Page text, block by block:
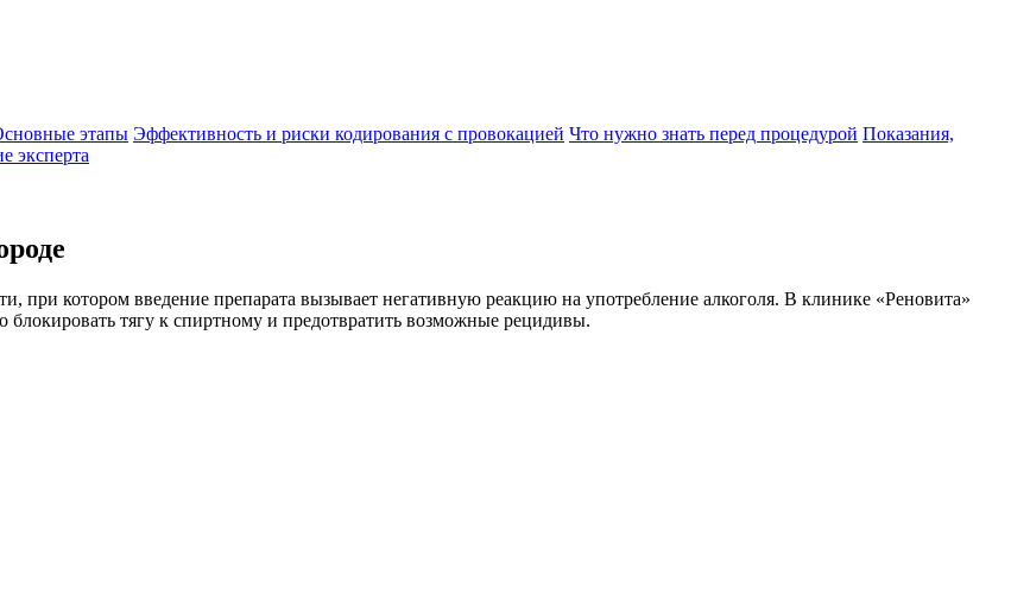
этапы Эффективность и риски кодирования с провокацией Что нужно знать перед процедурой Показания,
эксперта
при котором введение препарата вызывает негативную реакцию на употребление алкоголя. В клинике «Реновита»
тягу к спиртному и предотвратить возможные рецидивы.